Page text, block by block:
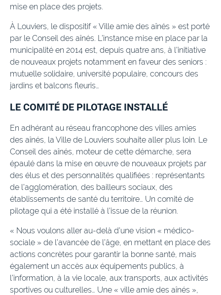
mise en place des projets.
À Louviers, le dispositif « Ville amie des aînés » est porté
par le Conseil des aînés. L’instance mise en place par la
municipalité en 2014 est, depuis quatre ans, à l’initiative
de nouveaux projets notamment en faveur des seniors :
mutuelle solidaire, université populaire, concours des
jardins et balcons fleuris…
LE COMITÉ DE PILOTAGE INSTALLÉ
En adhérant au réseau francophone des villes amies
des aînés, la Ville de Louviers souhaite aller plus loin. Le
Conseil des aînés, moteur de cette démarche, sera
épaulé dans la mise en œuvre de nouveaux projets par
des élus et des personnalités qualifiées : représentants
de l’agglomération, des bailleurs sociaux, des
établissements de santé du territoire… Un comité de
pilotage qui a été installé à l’issue de la réunion.
« Nous voulons aller au-delà d’une vision « médico-
sociale » de l’avancée de l’âge, en mettant en place des
actions concrètes pour garantir la bonne santé, mais
également un accès aux équipements publics, à
l’information, à la vie locale, aux transports, aux activités
sportives ou culturelles… Une « ville amie des aînés »,